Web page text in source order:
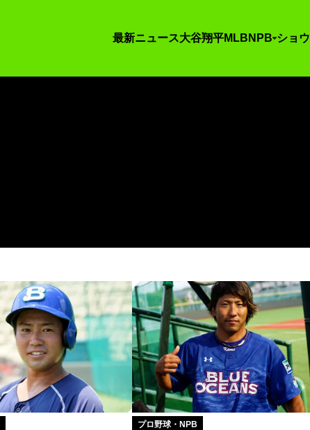
最新ニュース大谷翔平MLB NPB ショ
プロ野球・NPB